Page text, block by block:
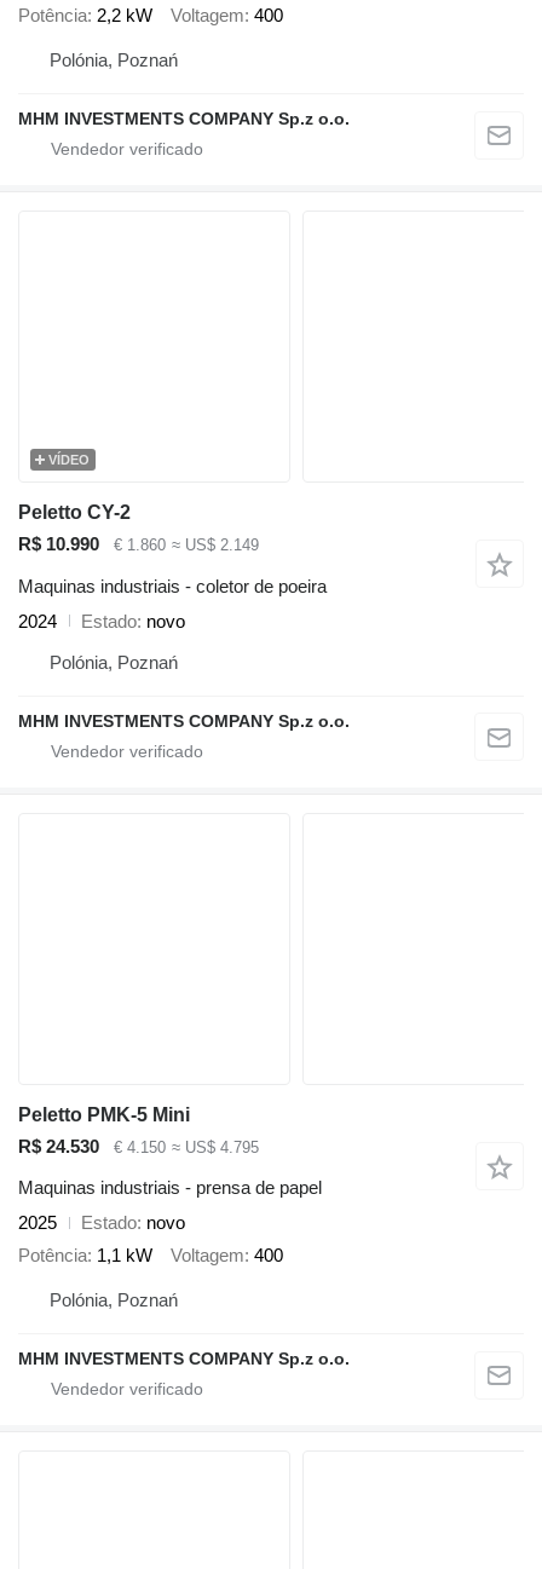
Potência 2,2 kW Voltagem 400
Polónia, Poznań
MHM INVESTMENTS COMPANY Sp.z o.o.
VÍDEO
Peletto CY-2
R$ 10.990
€ 1.860 ≈ US$ 2.149
Maquinas industriais - coletor de poeira
2024
Estado novo
Polónia, Poznań
MHM INVESTMENTS COMPANY Sp.z o.o.
Peletto PMK-5 Mini
R$ 24.530
€ 4.150 ≈ US$ 4.795
Maquinas industriais - prensa de papel
2025
Estado novo
Potência 1,1 kW Voltagem 400
Polónia, Poznań
MHM INVESTMENTS COMPANY Sp.z o.o.